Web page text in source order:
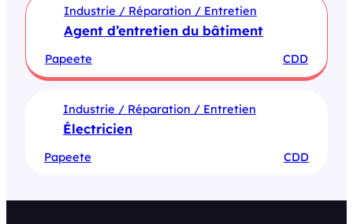
Industrie / Réparation / Entretien
Agent d’entretien du bâtiment
Papeete CDD
Industrie / Réparation / Entretien
Électricien
Papeete CDD